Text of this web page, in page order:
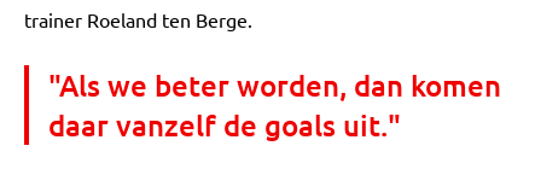
trainer Roeland ten Berge.
"Als we beter worden, dan komen
daar vanzelf de goals uit."